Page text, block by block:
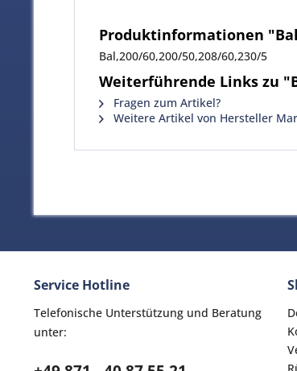
Produktinformationen
Bal,200/60,200/50,208/60,230/5
Weiterführende Links zu
Fragen zum Artikel?
Weitere Artikel von Hersteller
Service Hotline
Telefonische Unterstützung und Beratung
unter: